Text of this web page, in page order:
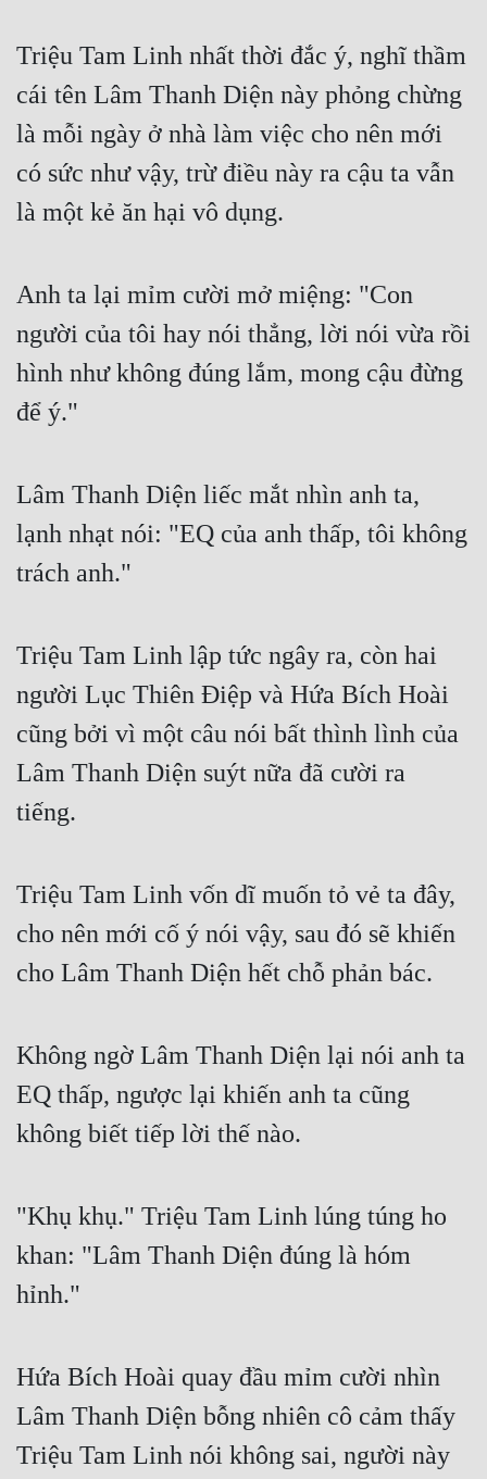
Triệu Tam Linh nhất thời đắc ý, nghĩ thầm
cái tên Lâm Thanh Diện này phỏng chừng
là mỗi ngày ở nhà làm việc cho nên mới
có sức như vậy, trừ điều này ra cậu ta vẫn
là một kẻ ăn hại vô dụng.
Anh ta lại mỉm cười mở miệng: "Con
người của tôi hay nói thẳng, lời nói vừa rồi
hình như không đúng lắm, mong cậu đừng
để ý."
Lâm Thanh Diện liếc mắt nhìn anh ta,
lạnh nhạt nói: "EQ của anh thấp, tôi không
trách anh."
Triệu Tam Linh lập tức ngây ra, còn hai
người Lục Thiên Điệp và Hứa Bích Hoài
cũng bởi vì một câu nói bất thình lình của
Lâm Thanh Diện suýt nữa đã cười ra
tiếng.
Triệu Tam Linh vốn dĩ muốn tỏ vẻ ta đây,
cho nên mới cố ý nói vậy, sau đó sẽ khiến
cho Lâm Thanh Diện hết chỗ phản bác.
Không ngờ Lâm Thanh Diện lại nói anh ta
EQ thấp, ngược lại khiến anh ta cũng
không biết tiếp lời thế nào.
"Khụ khụ." Triệu Tam Linh lúng túng ho
khan: "Lâm Thanh Diện đúng là hóm
hỉnh."
Hứa Bích Hoài quay đầu mỉm cười nhìn
Lâm Thanh Diện bỗng nhiên cô cảm thấy
Triệu Tam Linh nói không sai, người này